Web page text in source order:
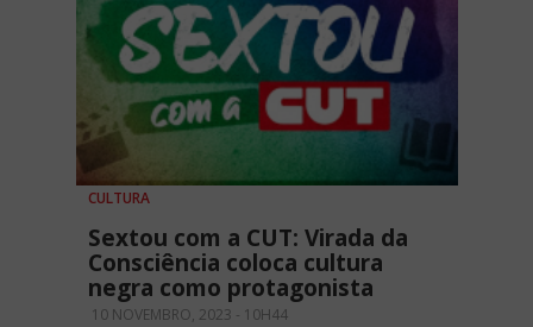
CULTURA
Sextou com a CUT: Virada da
Consciência coloca cultura
negra como protagonista
10 NOVEMBRO, 2023 - 10H44